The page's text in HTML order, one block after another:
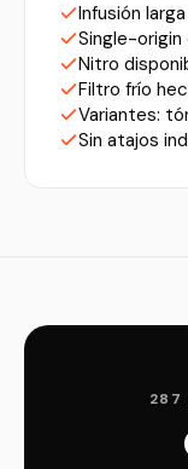
Infusión
Single-
Nitro
Filtro frío
Variantes:
Sin atajos
287